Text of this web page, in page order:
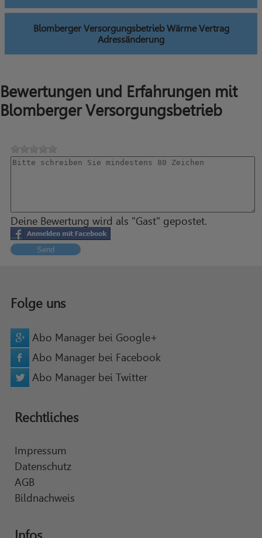
Blomberger Versorgungsbetrieb Wärme Vertrag
Adressänderung
Bewertungen und Erfahrungen mit
Blomberger Versorgungsbetrieb
Deine Bewertung wird als "Gast" gepostet.
Send
Folge uns
Abo Manager bei Google+
Abo Manager bei Facebook
Abo Manager bei Twitter
Rechtliches
Impressum
Datenschutz
AGB
Bildnachweis